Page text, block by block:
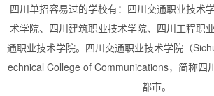
四川单招容易过的学校有：四川交通职业技术
术学院、四川建筑职业技术学院、四川工程职
通职业技术学院。四川交通职业技术学院（
echnical College of Communications，简称四
都市。